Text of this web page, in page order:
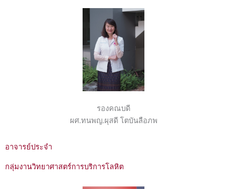
รองคณบดี
ผศ.ทนพญ.ผุสดี โตบันลือภพ
อาจารย์ประจำ
กลุ่มงานวิทยาศาสตร์การบริการโลหิต